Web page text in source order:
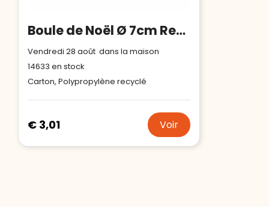
Boule de Noël Ø 7cm Recycled PP Box - Made in Europe
Vendredi 28 août dans la maison
14633 en stock
Carton, Polypropylène recyclé
€ 3,01 Voir